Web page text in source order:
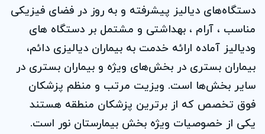
دستگاه‌های دیالیز پیشرفته و به روز در فضای فیزیکی
مناسب ، آرام ، بهداشتی و مشتمل بر دستگاه های
ودیالیز آماده ارائه خدمت به بیماران دیالیزی دائم،
بیماران بستری در بخش‌های ویژه و بیماران بستری در
سایر بخش‌ها است. ویزیت مرتب و منظم پزشکان
فوق تخصص که از برترین پزشکان منطقه هستند
یکی از خصوصیات ویژه بخش بیمارستان نور است.